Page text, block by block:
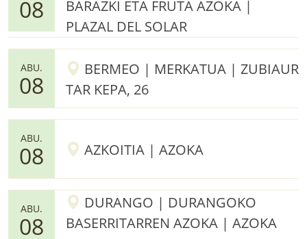
08
BARAZKI ETA FRUTA AZOKA |
PLAZAL DEL SOLAR
ABU.
08
BERMEO | MERKATUA | ZUBIAUR
TAR KEPA, 26
ABU.
08 AZKOITIA | AZOKA
ABU.
08
DURANGO | DURANGOKO
BASERRITARREN AZOKA | AZOKA